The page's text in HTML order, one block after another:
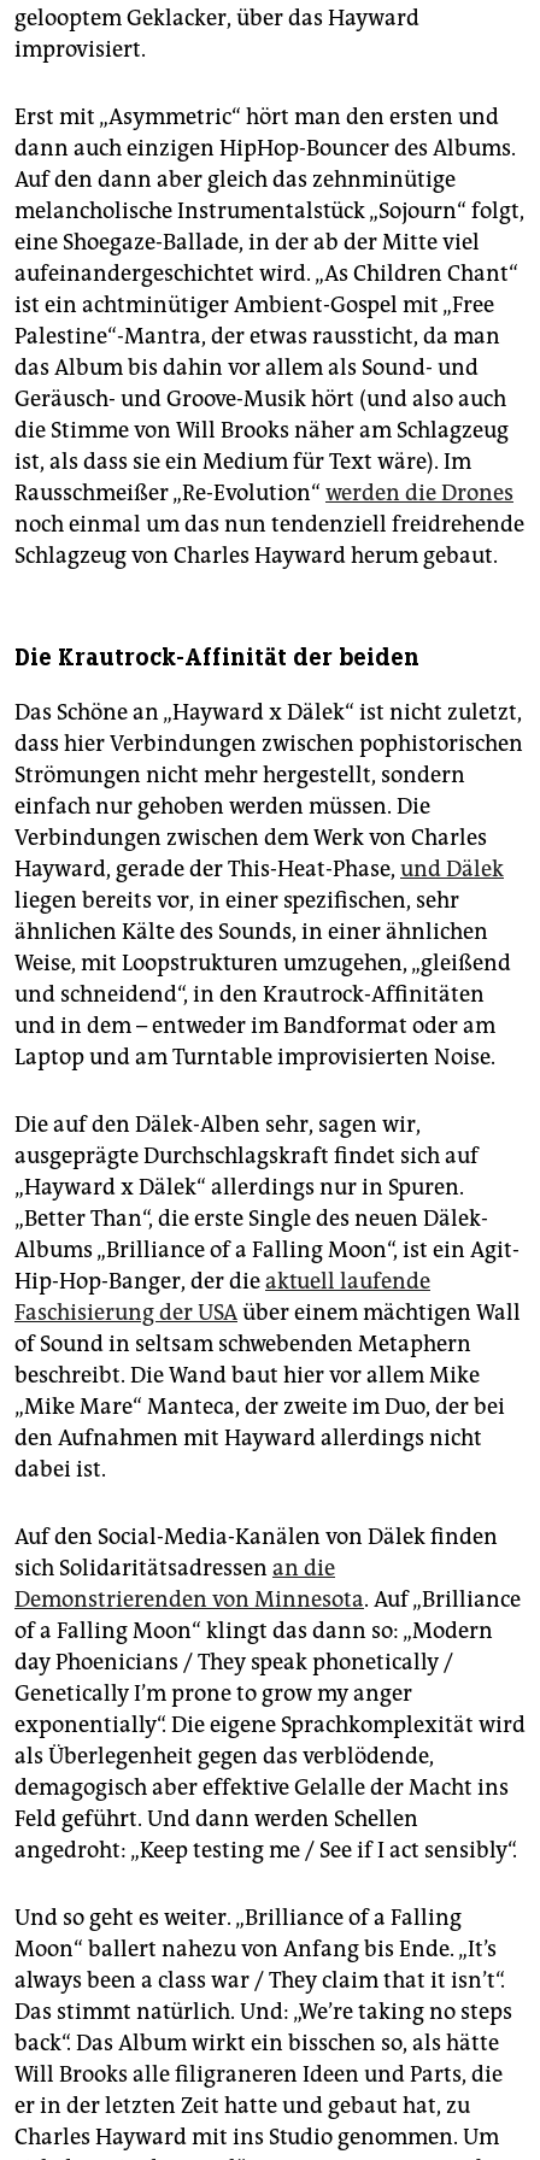
gelooptem Geklacker, über das Hayward
improvisiert.
Erst mit „Asymmetric“ hört man den ersten und
dann auch einzigen HipHop-Bouncer des Albums.
Auf den dann aber gleich das zehnminütige
melancholische Instrumentalstück „Sojourn“ folgt,
eine Shoegaze-Ballade, in der ab der Mitte viel
aufeinandergeschichtet wird. „As Children Chant“
ist ein achtminütiger Ambient-Gospel mit „Free
Palestine“-Mantra, der etwas raussticht, da man
das Album bis dahin vor allem als Sound- und
Geräusch- und Groove-Musik hört (und also auch
die Stimme von Will Brooks näher am Schlagzeug
ist, als dass sie ein Medium für Text wäre). Im
Rausschmeißer „Re-Evolution“ werden die Drones
noch einmal um das nun tendenziell freidrehende
Schlagzeug von Charles Hayward herum gebaut.
Die Krautrock-Affinität der beiden
Das Schöne an „Hayward x Dälek“ ist nicht zuletzt,
dass hier Verbindungen zwischen pophistorischen
Strömungen nicht mehr hergestellt, sondern
einfach nur gehoben werden müssen. Die
Verbindungen zwischen dem Werk von Charles
Hayward, gerade der This-Heat-Phase, und Dälek
liegen bereits vor, in einer spezifischen, sehr
ähnlichen Kälte des Sounds, in einer ähnlichen
Weise, mit Loopstrukturen umzugehen, „gleißend
und schneidend“, in den Krautrock-Affinitäten
und in dem – entweder im Bandformat oder am
Laptop und am Turntable improvisierten Noise.
Die auf den Dälek-Alben sehr, sagen wir,
ausgeprägte Durchschlagskraft findet sich auf
„Hayward x Dälek“ allerdings nur in Spuren.
„Better Than“, die erste Single des neuen Dälek-
Albums „Brilliance of a Falling Moon“, ist ein Agit-
Hip-Hop-Banger, der dieaktuell laufende
Faschisierung der USAüber einem mächtigen Wall
of Sound in seltsam schwebenden Metaphern
beschreibt. Die Wand baut hier vor allem Mike
„Mike Mare“ Manteca, der zweite im Duo, der bei
den Aufnahmen mit Hayward allerdings nicht
dabei ist.
Auf den Social-Media-Kanälen von Dälek finden
sich Solidaritätsadressen an die
Demonstrierenden von Minnesota. Auf „Brilliance
of a Falling Moon“ klingt das dann so: „Modern
day Phoenicians / They speak phonetically /
Genetically I’m prone to grow my anger
exponentially“. Die eigene Sprachkomplexität wird
als Überlegenheit gegen das verblödende,
demagogisch aber effektive Gelalle der Macht ins
Feld geführt. Und dann werden Schellen
angedroht: „Keep testing me / See if I act sensibly“.
Und so geht es weiter. „Brilliance of a Falling
Moon“ ballert nahezu von Anfang bis Ende. „It’s
always been a class war / They claim that it isn’t“.
Das stimmt natürlich. Und: „We’re taking no steps
back“. Das Album wirkt ein bisschen so, als hätte
Will Brooks alle filigraneren Ideen und Parts, die
er in der letzten Zeit hatte und gebaut hat, zu
Charles Hayward mit ins Studio genommen. Um